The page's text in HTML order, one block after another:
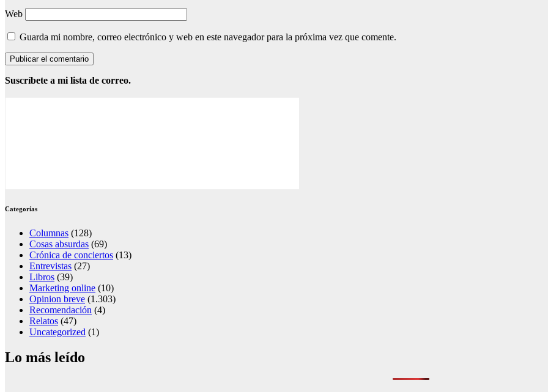
Web
Guarda mi nombre, correo electrónico y web en este navegador para la próxima vez que comente.
Suscríbete a mi lista de correo.
Categorías
Columnas (128)
Cosas absurdas (69)
Crónica de conciertos (13)
Entrevistas (27)
Libros (39)
Marketing online (10)
Opinion breve (1.303)
Recomendación (4)
Relatos (47)
Uncategorized (1)
Lo más leído